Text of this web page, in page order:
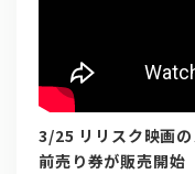
3/25 リリスク映画
前売り券が販売開始